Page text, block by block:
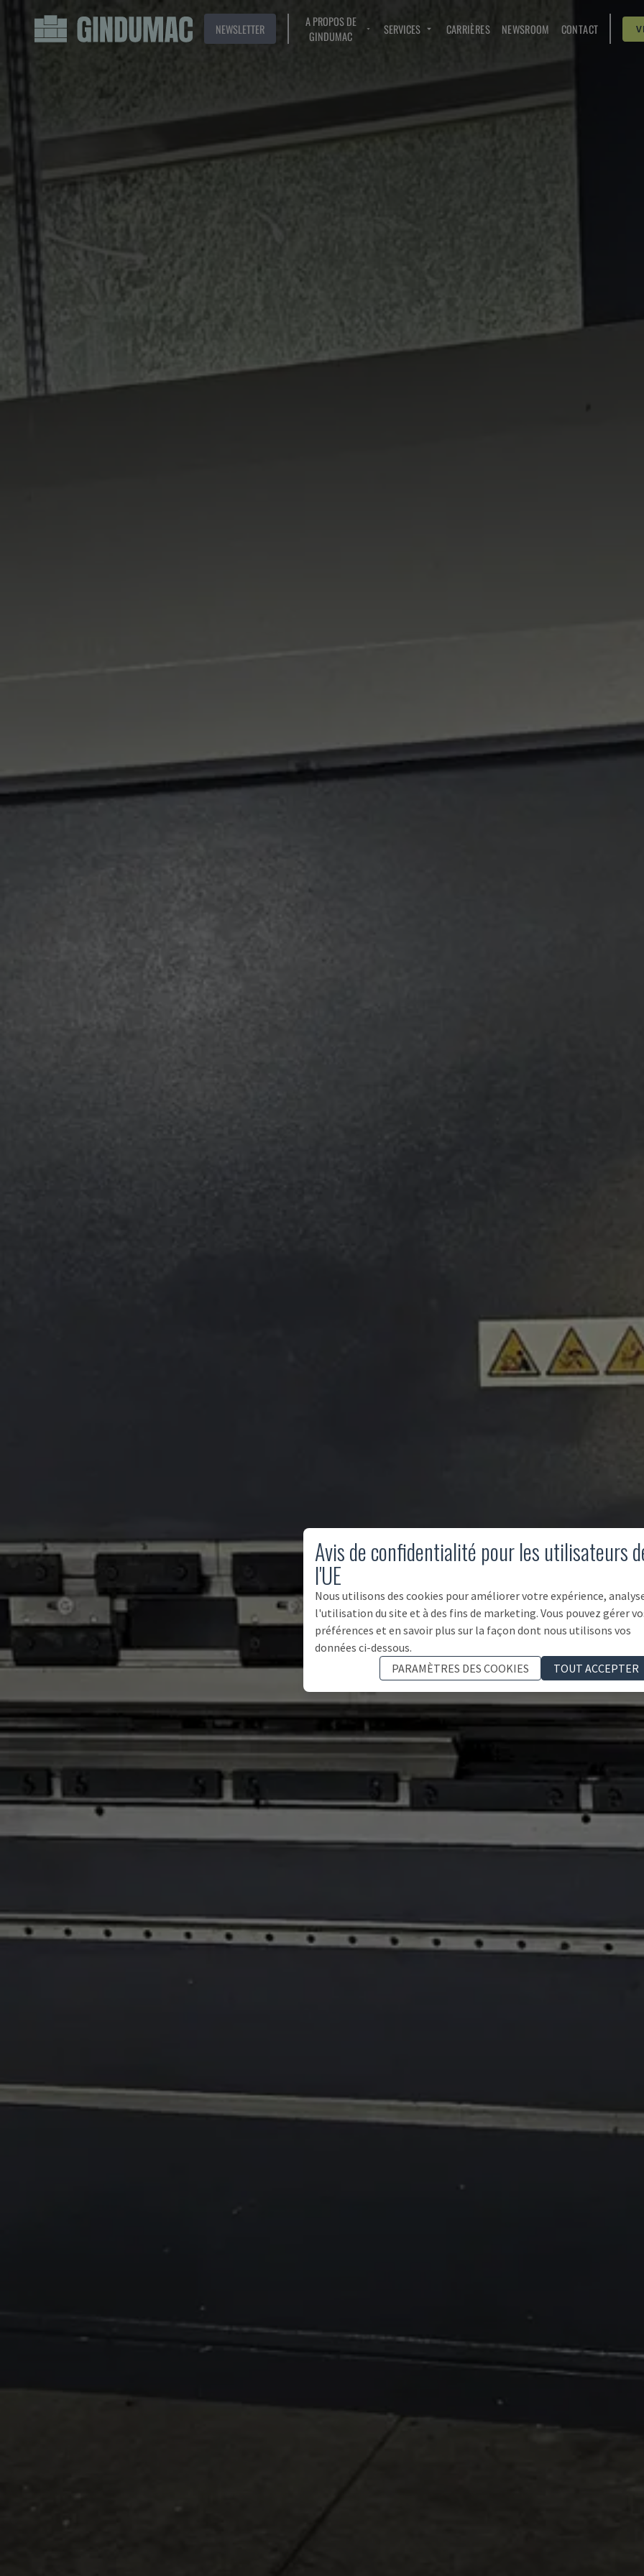
NEWSLETTER
A PROPOS DE
GINDUMAC
SERVICES CARRIÈRES NEWSROOM CONTACT
Avis de confidentialité pour les utilisateurs
l'UE
Nous utilisons des cookies pour améliorer votre expérience,
l'utilisation du site et à des fins de marketing. Vous pouvez gérer
préférences et en savoir plus sur la façon dont nous utilisons vos
données ci-dessous.
PARAMÈTRES DES COOKIES
TOUT ACCEPTER